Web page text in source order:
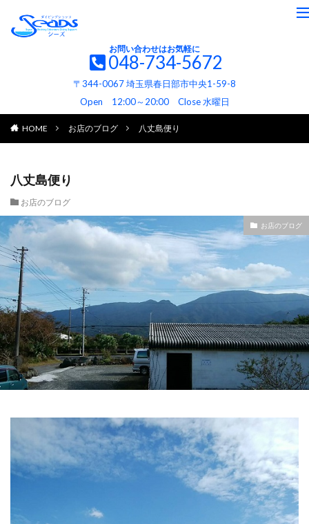
お問い合わせはお気軽に
048-734-5672
〒344-0067 埼玉県春日部市中央1-59-8
Open 12:00～20:00 Close 水曜日
HOME お店のブログ 八丈島便り
八丈島便り
お店のブログ
お店のブログ